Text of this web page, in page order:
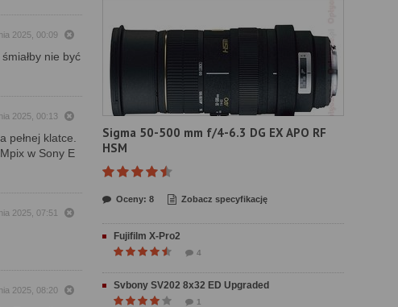
2025, 00:09
nie być
2025, 00:13
klatce.
w Sony E
2025, 07:51
2025, 08:20
Sigma 50-500 mm f/4-6.3 DG EX APO RF
HSM
Oceny: 8 Zobacz specyfikację
Fujifilm X-Pro2
4
Svbony SV202 8x32 ED Upgraded
1